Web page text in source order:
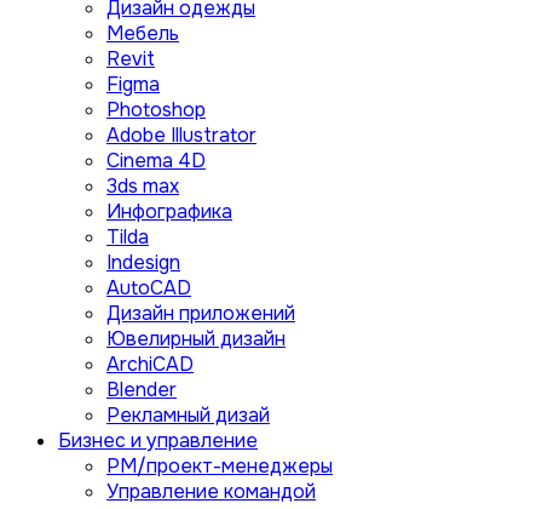
Дизайн одежды
Мебель
Revit
Figma
Photoshop
Adobe Illustrator
Сinema 4D
3ds max
Инфографика
Tilda
Indesign
AutoCAD
Дизайн приложений
Ювелирный дизайн
ArchiCAD
Blender
Рекламный дизай
Бизнес и управление
PM/проект-менеджеры
Управление командой